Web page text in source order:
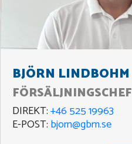
BJÖRN LINDBOHM
FÖRSÄLJNINGSCHEF
DIREKT:+46 525 19963
E-POST: bjorn@gbm.se